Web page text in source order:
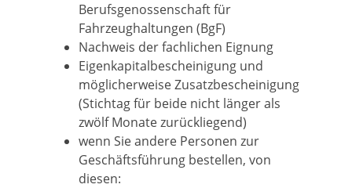
Berufsgenossenschaft für
Fahrzeughaltungen (BgF)
Nachweis der fachlichen Eignung
Eigenkapitalbescheinigung und
möglicherweise Zusatzbescheinigung
(Stichtag für beide nicht länger als
zwölf Monate zurückliegend)
wenn Sie andere Personen zur
Geschäftsführung bestellen, von
diesen: